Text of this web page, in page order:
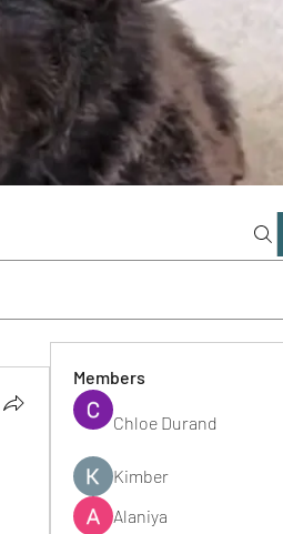
Members
Chloe Durand
Kimber
Alaniya